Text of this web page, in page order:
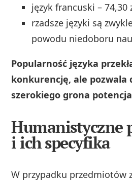
język francuski – 74,30
rzadsze języki są
powodu niedoboru
Popularność języka
konkurencję, ale pozwala
szerokiego grona
Humanistyczne
i ich specyfika
W przypadku przedmiotów